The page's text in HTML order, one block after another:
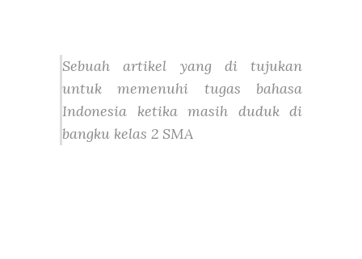
Sebuah artikel yang di tujukan
untuk memenuhi tugas bahasa
Indonesia ketika masih duduk di
bangku kelas 2 SMA